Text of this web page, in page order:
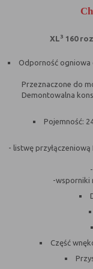
-
Biznesowe
B. Ze względu
XL3 160
Odporność ogniowa
Przeznaczone do
Demontowalna
Pojemność:
- listwę
-wsporniki
Część